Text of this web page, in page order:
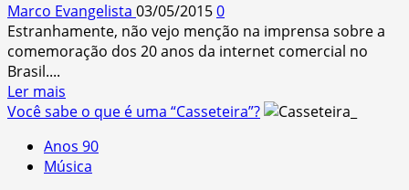
da
Sony
(1994)
Marco Evangelista 03/05/20150
Estranhamente, não vejo menção na imprensa sobre a
comemoração dos 20 anos da internet comercial no
Brasil....
Ler mais
more
Há
20
Você sabe o que é uma “Casseteira”?
Anos 90
Música